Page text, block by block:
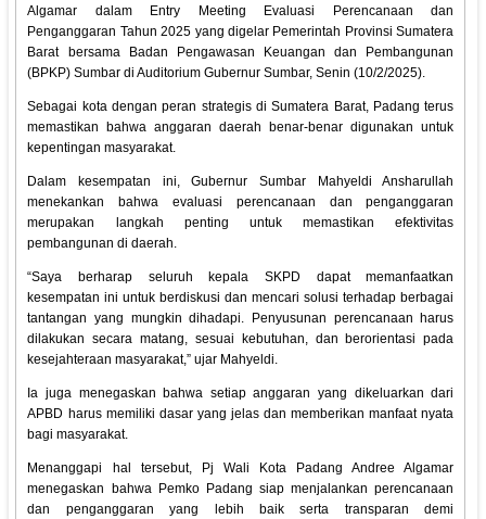
Algamar dalam Entry Meeting Evaluasi Perencanaan dan
Penganggaran Tahun 2025 yang digelar Pemerintah Provinsi Sumatera
Barat bersama Badan Pengawasan Keuangan dan Pembangunan
(BPKP) Sumbar di Auditorium Gubernur Sumbar, Senin (10/2/2025).
Sebagai kota dengan peran strategis di Sumatera Barat, Padang terus
memastikan bahwa anggaran daerah benar-benar digunakan untuk
kepentingan masyarakat.
Dalam kesempatan ini, Gubernur Sumbar Mahyeldi Ansharullah
menekankan bahwa evaluasi perencanaan dan penganggaran
merupakan langkah penting untuk memastikan efektivitas
pembangunan di daerah.
“Saya berharap seluruh kepala SKPD dapat memanfaatkan
kesempatan ini untuk berdiskusi dan mencari solusi terhadap berbagai
tantangan yang mungkin dihadapi. Penyusunan perencanaan harus
dilakukan secara matang, sesuai kebutuhan, dan berorientasi pada
kesejahteraan masyarakat,” ujar Mahyeldi.
Ia juga menegaskan bahwa setiap anggaran yang dikeluarkan dari
APBD harus memiliki dasar yang jelas dan memberikan manfaat nyata
bagi masyarakat.
Menanggapi hal tersebut, Pj Wali Kota Padang Andree Algamar
menegaskan bahwa Pemko Padang siap menjalankan perencanaan
dan penganggaran yang lebih baik serta transparan demi